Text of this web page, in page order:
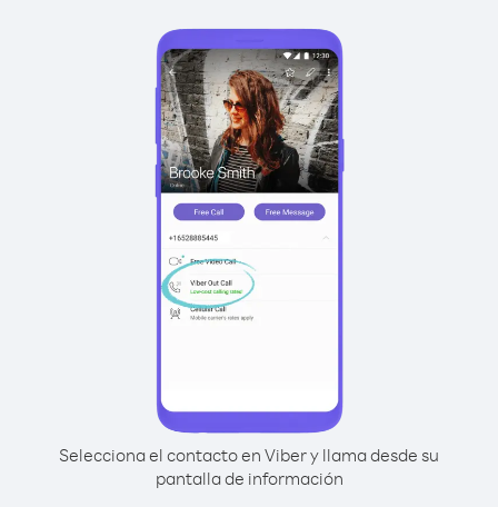
Selecciona el contacto en Viber y llama desde su
pantalla de información